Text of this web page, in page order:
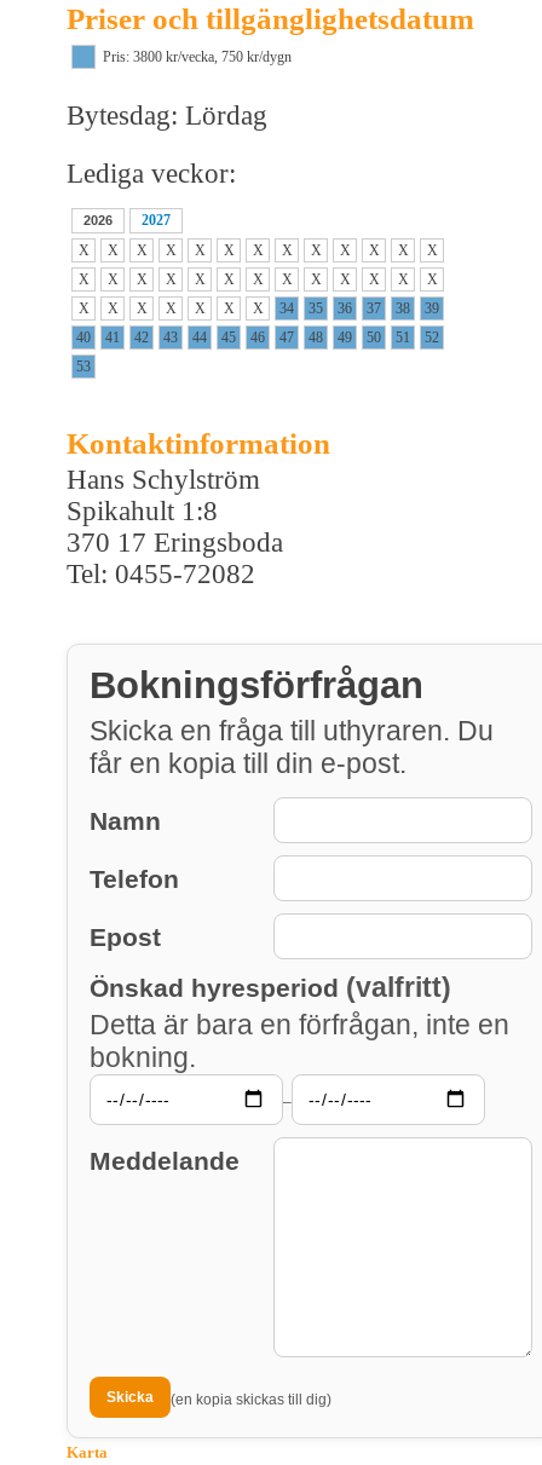
Priser och tillgänglighetsdatum
Pris: 3800 kr/vecka, 750 kr/dygn
Bytesdag: Lördag
Lediga veckor:
2026
2027
X
X X X X X X X X X X X
X
X
X X X X X X X X X X X
X
X
X X X X X X 34 35 36 37 38
39
40
41 42 43 44 45 46 47 48 49 50 51
52
53
Kontaktinformation
Hans Schylström
Spikahult 1:8
370 17 Eringsboda
Tel: 0455-72082
Bokningsförfrågan
Skicka en fråga till uthyraren. Du
får en kopia till din e-post.
Namn
Telefon
Epost
Önskad hyresperiod (valfritt)
Detta är bara en förfrågan, inte en
bokning.
–
Meddelande
(en kopia skickas till dig)
Karta